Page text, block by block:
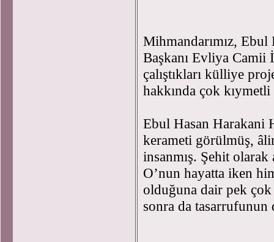
Mihmandarımız,
Başkanı Evliya Camii
çalıştıkları külliye
hakkında çok
Ebul Hasan Harakani
kerameti görülmüş,
insanmış. Şehit olarak
O’nun hayatta iken
olduğuna dair pek
sonra da